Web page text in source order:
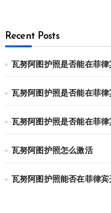
Recent Posts
瓦努阿图护照是否能在菲
瓦努阿图护照是否能在菲
瓦努阿图护照是否能在菲
瓦努阿图护照怎么激活
瓦努阿图护照能否在菲律